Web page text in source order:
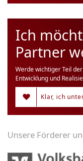
Ich
Partner
Werde wichtiger Teil
Entwicklung und
Klar, ich
Unsere Förderer